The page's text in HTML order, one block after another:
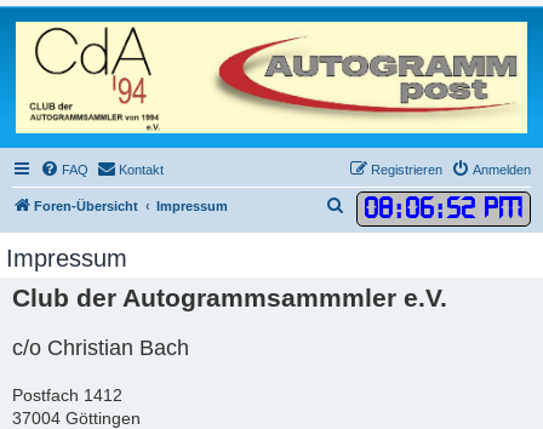
FAQ Kontakt Anmelden
Registrieren
Foren-Übersicht Impressum 08:06:52 PM
u
h
Impressum
Club der Autogrammsammmler e.V.
c/o Christian Bach
Postfach 1412
37004 Göttingen